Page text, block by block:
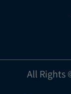
דש מדיקס מוצרי ספיגה למבוגרים © All Rights